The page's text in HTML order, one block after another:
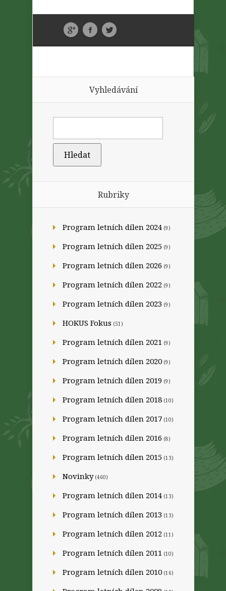
Vyhledávání
Rubriky
Program letních dílen 2024 (9)
Program letních dílen 2025 (9)
Program letních dílen 2026 (9)
Program letních dílen 2022 (9)
Program letních dílen 2023 (9)
HOKUS Fokus (51)
Program letních dílen 2021 (9)
Program letních dílen 2020 (9)
Program letních dílen 2019 (9)
Program letních dílen 2018 (10)
Program letních dílen 2017 (10)
Program letních dílen 2016 (8)
Program letních dílen 2015 (13)
Novinky(460)
Program letních dílen 2014 (13)
Program letních dílen 2013 (13)
Program letních dílen 2012 (11)
Program letních dílen 2011 (10)
Program letních dílen 2010 (16)